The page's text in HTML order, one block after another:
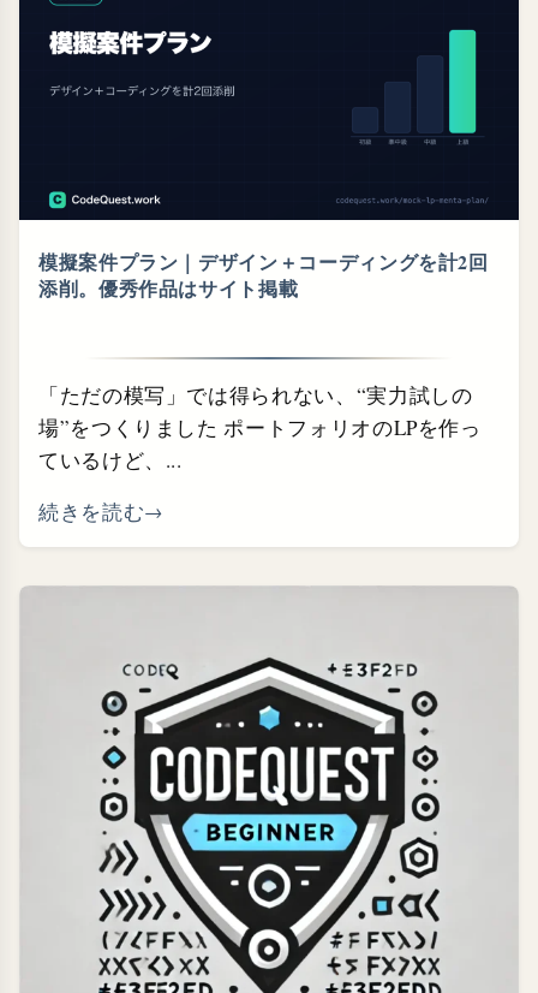
模擬案件プラン｜デザイン＋コーディングを計2回
添削。優秀作品はサイト掲載
「ただの模写」では得られない、“実力試しの
場”をつくりました ポートフォリオのLPを作っ
ているけど、...
続きを読む